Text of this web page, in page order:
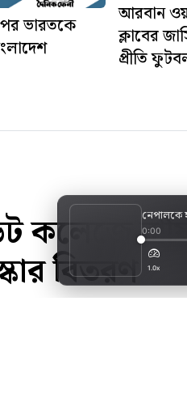
ভারতকে
আরবান
ক্লাবের
প্রীতি
কলেজে
বিতরণ
নেপালকে
0:00
1.0x